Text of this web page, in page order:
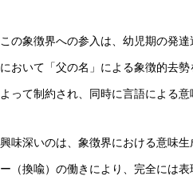
マルチエージェントAIの
この象徴界への参入は、幼児期の発
において「父の名」による象徴的去
よって制約され、同時に言語による意
興味深いのは、象徴界における意味
ー（換喩）の働きにより、完全には